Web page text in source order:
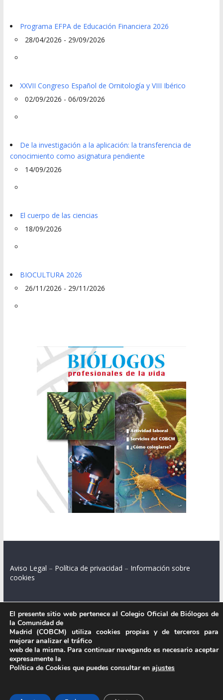
Programa EFPA de Educación Financiera 2026
28/04/2026 - 29/09/2026
XXVII Congreso Español de Ornitología y VIII Ibérico
02/09/2026 - 06/09/2026
De la investigación a la aplicación: la transferencia de
conocimiento como asignatura pendiente
14/09/2026
El cuerpo de las ciencias
18/09/2026
BIOCULTURA 2026
26/11/2026 - 29/11/2026
Aviso Legal – Política de privacidad – Información sobre
cookies
Colegio Oficial de Biólogos de la Comunidad de Madrid.
C/ Santa Engracia 108, 2º int.izq. 28003 Madrid.
El presente sitio web pertenece al Colegio Oficial de Biólogos de
la Comunidad de
Madrid (COBCM) utiliza cookies propias y de terceros para
mejorar analizar el tráfico
web de la misma. Para continuar navegando es necesario aceptar
expresamente la
Política de Cookies que puedes consultar en ajustes